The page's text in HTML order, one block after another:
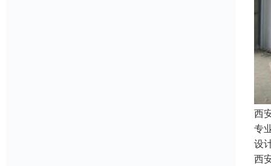
西
专
设
西